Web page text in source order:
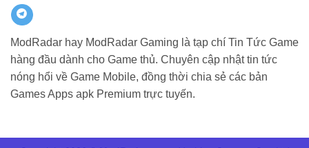
ModRadar hay ModRadar Gaming là tạp chí Tin Tức Game
hàng đầu dành cho Game thủ. Chuyên cập nhật tin tức
nóng hổi về Game Mobile, đồng thời chia sẻ các bản
Games Apps apk Premium trực tuyến.